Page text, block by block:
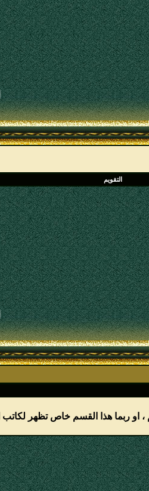
التقويم
، او ربما هذا القسم خاص تظهر